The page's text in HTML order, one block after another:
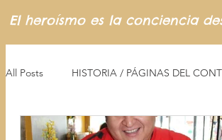
El heroísmo es la conciencia
All Posts HISTORIA / PÁGINAS DEL
LUGARES MÚSICA MUJERES